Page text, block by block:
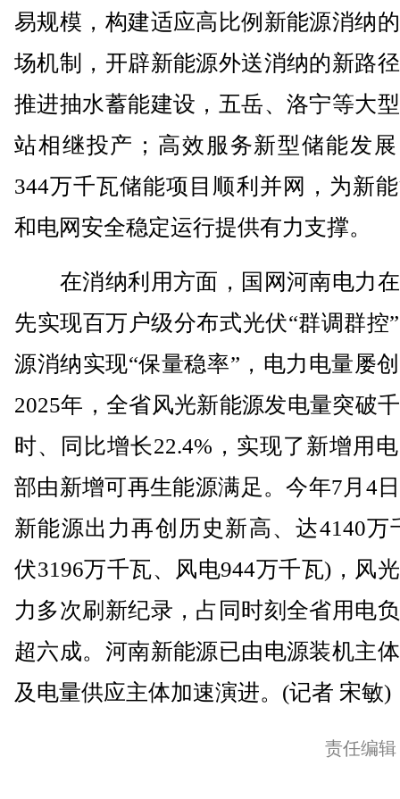
易规模，构建适应高比例新能源消纳
场机制，开辟新能源外送消纳的新路
推进抽水蓄能建设，五岳、洛宁等大
站相继投产；高效服务新型储能发
344万千瓦储能项目顺利并网，为新
和电网安全稳定运行提供有力支撑。
在消纳利用方面，国网河南电力
先实现百万户级分布式光伏“群调群控
源消纳实现“保量稳率”，电力电量屡
2025年，全省风光新能源发电量突破
时、同比增长22.4%，实现了新增用
部由新增可再生能源满足。今年7月4
新能源出力再创历史新高、达4140万
伏3196万千瓦、风电944万千瓦)，风
力多次刷新纪录，占同时刻全省用电
超六成。河南新能源已由电源装机主
及电量供应主体加速演进。(记者 宋敏)
责任编